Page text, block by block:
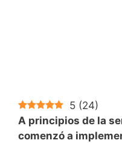
5 (24)
A principios de la
comenzó a